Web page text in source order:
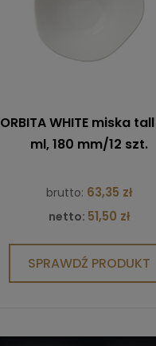
ORBITA WHITE miska
ml, 180 mm/12 szt.
brutto: 63,35 zł
netto: 51,50 zł
SPRAWDŹ PRODUKT